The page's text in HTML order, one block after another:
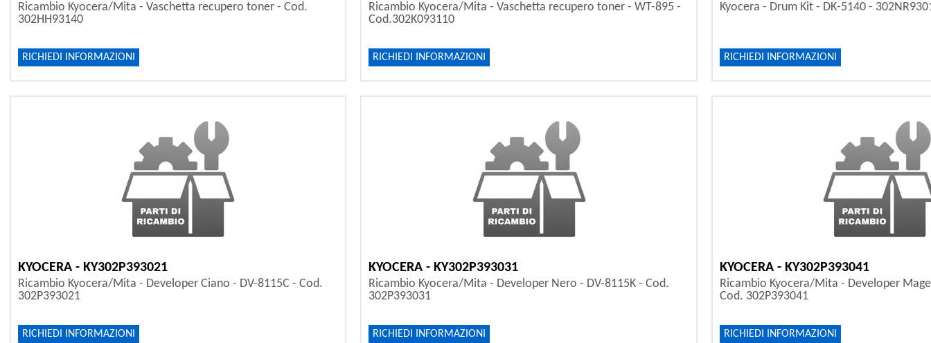
Ricambio Kyocera/Mita - Vaschetta recupero toner - Cod.
302HH93140
RICHIEDI INFORMAZIONI
Ricambio Kyocera/Mita - Vaschetta recupero toner - WT-895 -
Cod.302K093110
RICHIEDI INFORMAZIONI
Kyocera - Drum Kit - DK-5140 -
RICHIEDI INFORMAZIONI
KYOCERA - KY302P393021
Ricambio Kyocera/Mita - Developer Ciano - DV-8115C - Cod.
302P393021
RICHIEDI INFORMAZIONI
KYOCERA - KY302P393031
Ricambio Kyocera/Mita - Developer Nero - DV-8115K - Cod.
302P393031
RICHIEDI INFORMAZIONI
KYOCERA - KY302P393041
Ricambio Kyocera/Mita - Developer
Cod. 302P393041
RICHIEDI INFORMAZIONI